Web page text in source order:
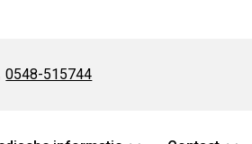
0548-515744